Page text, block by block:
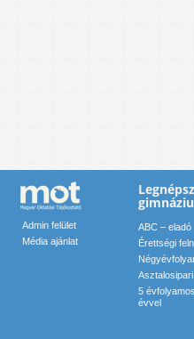
Admin felület
Média ajánlat
ABC – eladó
Érettségi
5
évvel